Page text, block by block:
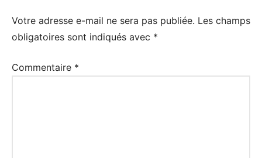
Votre adresse e-mail ne sera pas publiée. Les champs
obligatoires sont indiqués avec *
Commentaire *